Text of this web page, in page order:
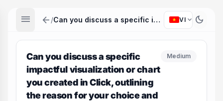
menu arrow_back / Can you discuss a specific impactful visualization or chart you created in Click, outlining the reason for your choice and its effect on data interpretation for stakeholders? VI expand_more dark_mode
Can you discuss a specific
impactful visualization or chart
you created in Click, outlining
the reason for your choice and
Medium